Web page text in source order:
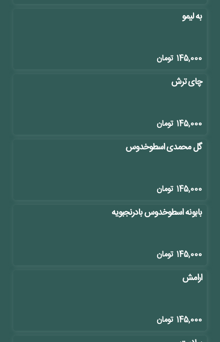
به لیمو
145,000 تومان
چای ترش
145,000 تومان
گل محمدی اسطوخدوس
145,000 تومان
بابونه اسطوخدوس بادرنجبویه
145,000 تومان
ارامش
145,000 تومان